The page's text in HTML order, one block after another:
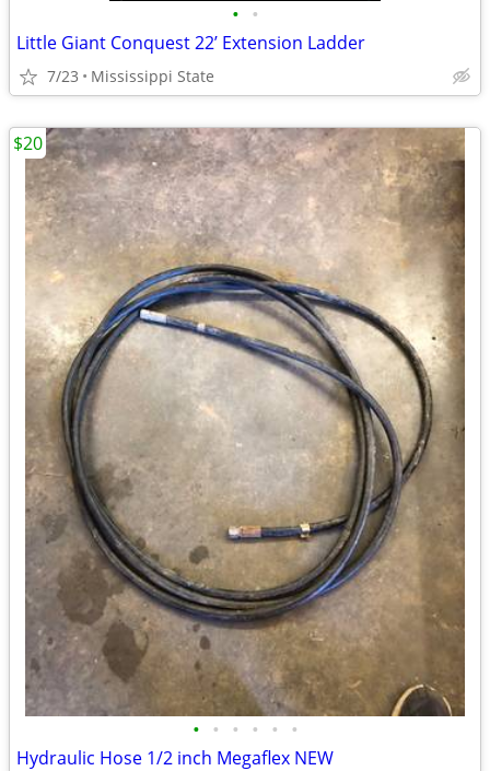
• •
Little Giant Conquest 22’ Extension Ladder
7/23 Mississippi State
• • • • • •
Hydraulic Hose 1/2 inch Megaflex NEW
$20